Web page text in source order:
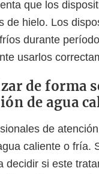
que los
de hielo. Los
durante
usarlos
de forma
de agua
de
caliente o fría.
decidir si este